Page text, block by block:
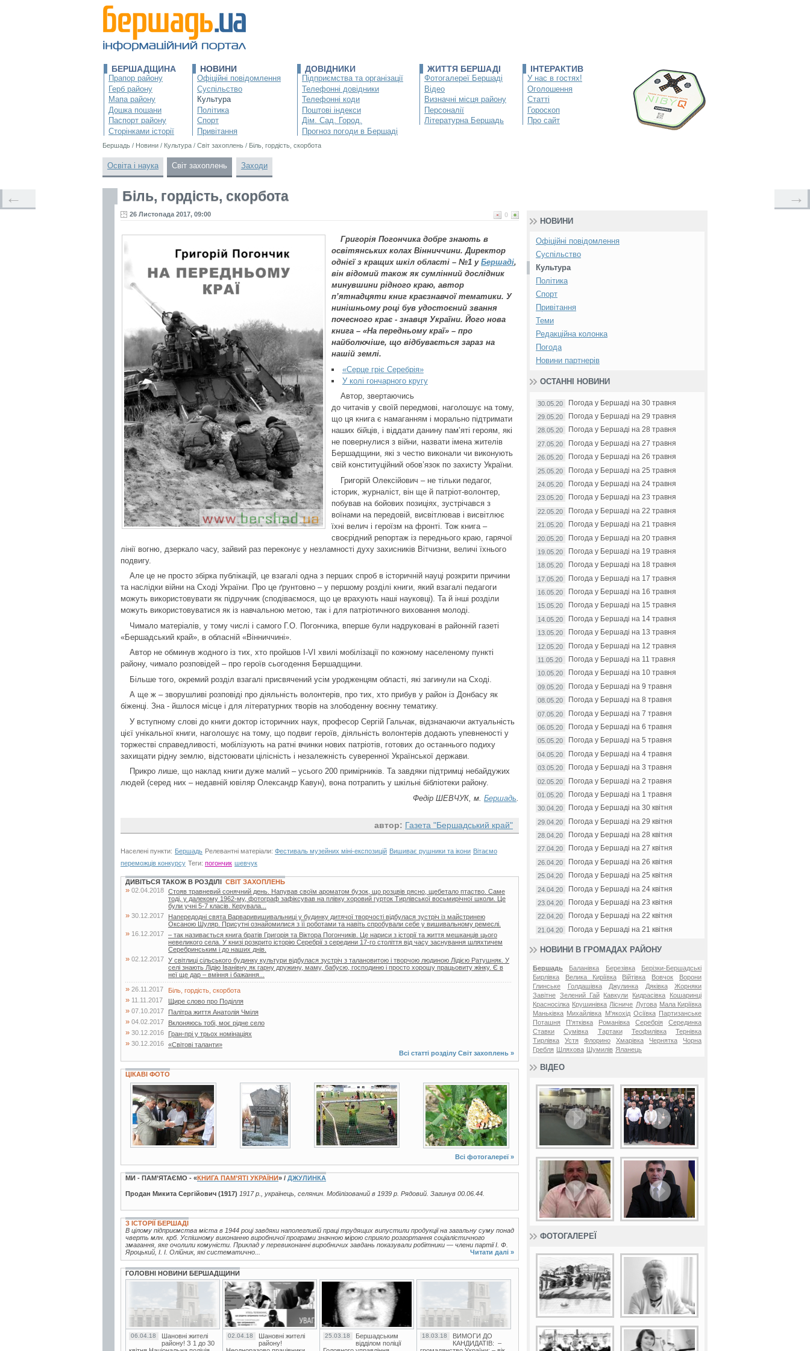
БЕРШАДЩИНА
Прапор району
Герб району
Мапа району
Дошка пошани
Паспорт району
Сторінками історії
НОВИНИ
Офіційні повідомлення
Суспільство
Культура
Політика
Спорт
Привітання
ДОВІДНИКИ
Підприємства та організації
Телефонні довідники
Телефонні коди
Поштові індекси
Дім. Сад. Город.
Прогноз погоди в Бершаді
ЖИТТЯ БЕРШАДІ
Фотогалереї Бершаді
Відео
Визначні місця району
Персоналії
Літературна Бершадь
ІНТЕРАКТИВ
У нас в гостях!
Оголошення
Статті
Гороскоп
Про сайт
Бершадь / Новини / Культура / Світ захоплень / Біль, гордість, скорбота
Освіта і наука Світ захоплень Заходи
Біль, гордість, скорбота
0
26 Листопада 2017, 09:00
Григорія Погончика добре знають в
освітянських колах Вінниччини. Директор
однієї з кращих шкіл області – №1 у Бершаді,
він відомий також як сумлінний дослідник
минувшини рідного краю, автор
п’ятнадцяти книг краєзнавчої тематики. У
нинішньому році був удостоєний звання
почесного крає - знавця України. Його нова
книга – «На передньому краї» – про
найболючіше, що відбувається зараз на
нашій землі.
«Серце гріє Серебрія»
У колі гончарного кругу
Автор, звертаючись
до читачів у своїй передмові, наголошує на тому,
що ця книга є намаганням і морально підтримати
наших бійців, і віддати данину пам’яті героям, які
не повернулися з війни, назвати імена жителів
Бершадщини, які з честю виконали чи виконують
свій конституційний обов’язок по захисту України.
Григорій Олексійович – не тільки педагог,
історик, журналіст, він ще й патріот-волонтер,
побував на бойових позиціях, зустрічався з
воїнами на передовій, висвітлював і висвітлює
їхні велич і героїзм на фронті. Тож книга –
своєрідний репортаж із переднього краю, гарячої
лінії вогню, дзеркало часу, зайвий раз переконує у незламності духу захисників Вітчизни, величі їхнього
подвигу.
Але це не просто збірка публікацій, це взагалі одна з перших спроб в історичній науці розкрити причини
та наслідки війни на Сході України. Про це ґрунтовно – у першому розділі книги, який взагалі педагоги
можуть використовувати як підручник (сподіваємося, що це врахують наші науковці). Та й інші розділи
можуть використовуватися як із навчальною метою, так і для патріотичного виховання молоді.
Чимало матеріалів, у тому числі і самого Г.О. Погончика, вперше були надруковані в районній газеті
«Бершадський край», в обласній «Вінниччині».
Автор не обминув жодного із тих, хто пройшов І-VІ хвилі мобілізації по кожному населеному пункті
району, чимало розповідей – про героїв сьогодення Бершадщини.
Більше того, окремий розділ взагалі присвячений усім уродженцям області, які загинули на Сході.
А ще ж – зворушливі розповіді про діяльність волонтерів, про тих, хто прибув у район із Донбасу як
біженці. Зна - йшлося місце і для літературних творів на злободенну воєнну тематику.
У вступному слові до книги доктор історичних наук, професор Сергій Гальчак, відзначаючи актуальність
цієї унікальної книги, наголошує на тому, що подвиг героїв, діяльність волонтерів додають упевненості у
торжестві справедливості, мобілізують на ратні вчинки нових патріотів, готових до останнього подиху
захищати рідну землю, відстоювати цілісність і незалежність суверенної Української держави.
Прикро лише, що наклад книги дуже малий – усього 200 примірників. Та завдяки підтримці небайдужих
людей (серед них – недавній ювіляр Олександр Кавун), вона потрапить у шкільні бібліотеки району.
Федір ШЕВЧУК, м. Бершадь
автор: Газета "Бершадський край"
Населені пункти: Бершадь Релевантні матеріали: Фестиваль музейних міні-експозицій Вишиває рушники та ікони Вітаємо
переможців конкурсу Теги: погончик шевчук
← →
ДИВІТЬСЯ ТАКОЖ В РОЗДІЛІ СВІТ ЗАХОПЛЕНЬ
» 02.04.2018 Стояв травневий сонячний день. Напував своїм ароматом бузок, що розцвів рясно, щебетало птаство. Саме
тоді, у далекому 1962-му, фотограф зафіксував на плівку хоровий гурток Тирлівської восьмирічної школи. Це
були учні 5-7 класів. Керувала...
» 30.12.2017
Напередодні свята Варваривишивальниці у будинку дитячої творчості відбулася зустріч із майстринею
Оксаною Шуляр. Присутні ознайомилися з її роботами та навіть спробували себе у вишивальному ремеслі.
» 16.12.2017 – так називається книга братів Григорія та Віктора Погончиків. Це нариси з історії та життя мешканців цього
невеликого села. У книзі розкрито історію Серебрії з середини 17-го століття від часу заснування шляхтичем
Серебринським і до наших днів.
» 02.12.2017 У світлиці сільського будинку культури відбулася зустріч з талановитою і творчою людиною Лідією Ратушняк. У
селі знають Лідію Іванівну як гарну дружину, маму, бабусю, господиню і просто хорошу працьовиту жінку. Є в
неї ще дар – вміння і бажання...
» 26.11.2017 Біль, гордість, скорбота
» 11.11.2017 Щире слово про Поділля
» 07.10.2017 Палітра життя Анатолія Чміля
» 04.02.2017 Вклоняюсь тобі, моє рідне село
» 30.12.2016 Гран-прі у трьох номінаціях
» 30.12.2016 «Світові таланти»
Всі статті розділу Світ захоплень »
ЦІКАВІ ФОТО
6 фото 13 фото 64 фото 3 фото
Всі фотогалереї »
МИ - ПАМ’ЯТАЄМО - «КНИГА ПАМ’ЯТІ УКРАЇНИ» / ДЖУЛИНКА
Продан Микита Сергійович (1917) 1917 р., українець, селянин. Мобілізований в 1939 р. Рядовий. Загинув 00.06.44.
З ІСТОРІЇ БЕРШАДІ
В цілому підприємства міста в 1944 році завдяки наполегливій праці трудящих випустили продукції на загальну суму понад
чверть млн. крб. Успішному виконанню виробничої програми значною мірою сприяло розгортання соціалістичного
змагання, яке очолили комуністи. Приклад у перевиконанні виробничих завдань показували робітники — члени партії І. Ф.
Яроцький, І. І. Олійник, які систематично...
Читати далі »
ГОЛОВНІ НОВИНИ БЕРШАДЩИНИ
06.04.18
Шановні жителі
району! З 1 до 30
02.04.18
Шановні жителі
району!
25.03.18
Бершадським
відділом поліції
18.03.18
ВИМОГИ ДО
КАНДИДАТІВ: –
НОВИНИ
Офіційні повідомлення
Суспільство
Культура
Політика
Спорт
Привітання
Теми
Редакційна колонка
Погода
Новини партнерів
ОСТАННІ НОВИНИ
30.05.20 Погода у Бершаді на 30 травня
29.05.20 Погода у Бершаді на 29 травня
28.05.20 Погода у Бершаді на 28 травня
27.05.20 Погода у Бершаді на 27 травня
26.05.20 Погода у Бершаді на 26 травня
25.05.20 Погода у Бершаді на 25 травня
24.05.20 Погода у Бершаді на 24 травня
23.05.20 Погода у Бершаді на 23 травня
22.05.20 Погода у Бершаді на 22 травня
21.05.20 Погода у Бершаді на 21 травня
20.05.20 Погода у Бершаді на 20 травня
19.05.20 Погода у Бершаді на 19 травня
18.05.20 Погода у Бершаді на 18 травня
17.05.20 Погода у Бершаді на 17 травня
16.05.20 Погода у Бершаді на 16 травня
15.05.20 Погода у Бершаді на 15 травня
14.05.20 Погода у Бершаді на 14 травня
13.05.20 Погода у Бершаді на 13 травня
12.05.20 Погода у Бершаді на 12 травня
11.05.20 Погода у Бершаді на 11 травня
10.05.20 Погода у Бершаді на 10 травня
09.05.20 Погода у Бершаді на 9 травня
08.05.20 Погода у Бершаді на 8 травня
07.05.20 Погода у Бершаді на 7 травня
06.05.20 Погода у Бершаді на 6 травня
05.05.20 Погода у Бершаді на 5 травня
04.05.20 Погода у Бершаді на 4 травня
03.05.20 Погода у Бершаді на 3 травня
02.05.20 Погода у Бершаді на 2 травня
01.05.20 Погода у Бершаді на 1 травня
30.04.20 Погода у Бершаді на 30 квітня
29.04.20 Погода у Бершаді на 29 квітня
28.04.20 Погода у Бершаді на 28 квітня
27.04.20 Погода у Бершаді на 27 квітня
26.04.20 Погода у Бершаді на 26 квітня
25.04.20 Погода у Бершаді на 25 квітня
24.04.20 Погода у Бершаді на 24 квітня
23.04.20 Погода у Бершаді на 23 квітня
22.04.20 Погода у Бершаді на 22 квітня
21.04.20 Погода у Бершаді на 21 квітня
НОВИНИ В ГРОМАДАХ РАЙОНУ
Бершадь Баланівка Березівка
Берізки-Бершадські
Бирлівка
Велика Киріївка Війтівка Вовчок
Ворони
Глинське
Голдашівка Джулинка Дяківка
Жорняки
Завітне Зелений Гай Кавкули Кидрасівка
Кошаринці
Красносілка Крушинівка Лісниче Лугова Мала Киріївка
Маньківка Михайлівка М'якохід Осіївка
Партизанське
Поташня
П'ятківка Романівка Серебрія
Серединка
Ставки
Сумівка Тартаки Теофилівка
Тернівка
Тирлівка
Устя Флорино Хмарівка Чернятка
Чорна
Гребля
Шляхова Шумилів Яланець
ВІДЕО
ФОТОГАЛЕРЕЇ